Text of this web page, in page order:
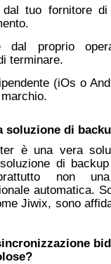
dal tuo fornitore
dal proprio
terminare.
(iOs o
soluzione di
è una vera
di
non
automatica.
Jiwix, sono